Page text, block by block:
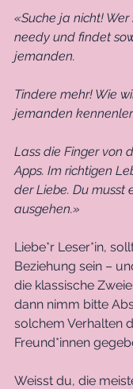
«Suche ja nicht! Wer
needy und findet
jemanden.
Tindere mehr! Wie
jemanden
Lass die Finger von
Apps. Im richtigen
der Liebe. Du musst
ausgehen.»
Liebe*r Leser*in,
Beziehung sein –
die klassische
dann nimm bitte
solchem Verhalten
Freund*innen
Weisst du, die